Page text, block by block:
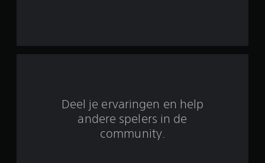
i
Deel je ervaringen en help
andere spelers in de
community.